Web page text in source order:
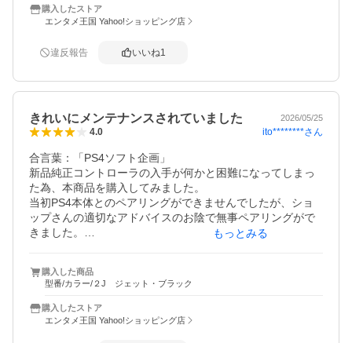
との事。対応可能かショップに問い合わせ中です。
購入したストア
エンタメ王国 Yahoo!ショッピング店
違反報告 いいね1
きれいにメンテナンスされていました 2026/05/25
4.0 ito********さん
合言葉：「PS4ソフト企画」
新品純正コントローラの入手が何かと困難になってしまっ
た為、本商品を購入してみました。
当初PS4本体とのペアリングができませんでしたが、ショ
ップさんの適切なアドバイスのお陰で無事ペアリングがで
きました。
心しました。
今後どのくらいこの調子を保ってくれるか心配ではありま
すが、きれいにメンテナンスもされておりましたので、値
段と内容のバランスには概ね納得しております。
もっとみる
購入した商品
型番/カラー/２J ジェット・ブラック
購入したストア
エンタメ王国 Yahoo!ショッピング店